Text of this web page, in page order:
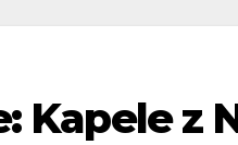
Kapele z